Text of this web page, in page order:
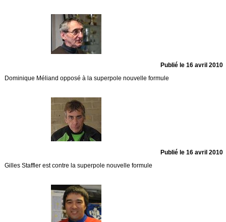
Publié le 16 avril 2010
Dominique Méliand opposé à la superpole nouvelle formule
Publié le 16 avril 2010
Gilles Staffler est contre la superpole nouvelle formule